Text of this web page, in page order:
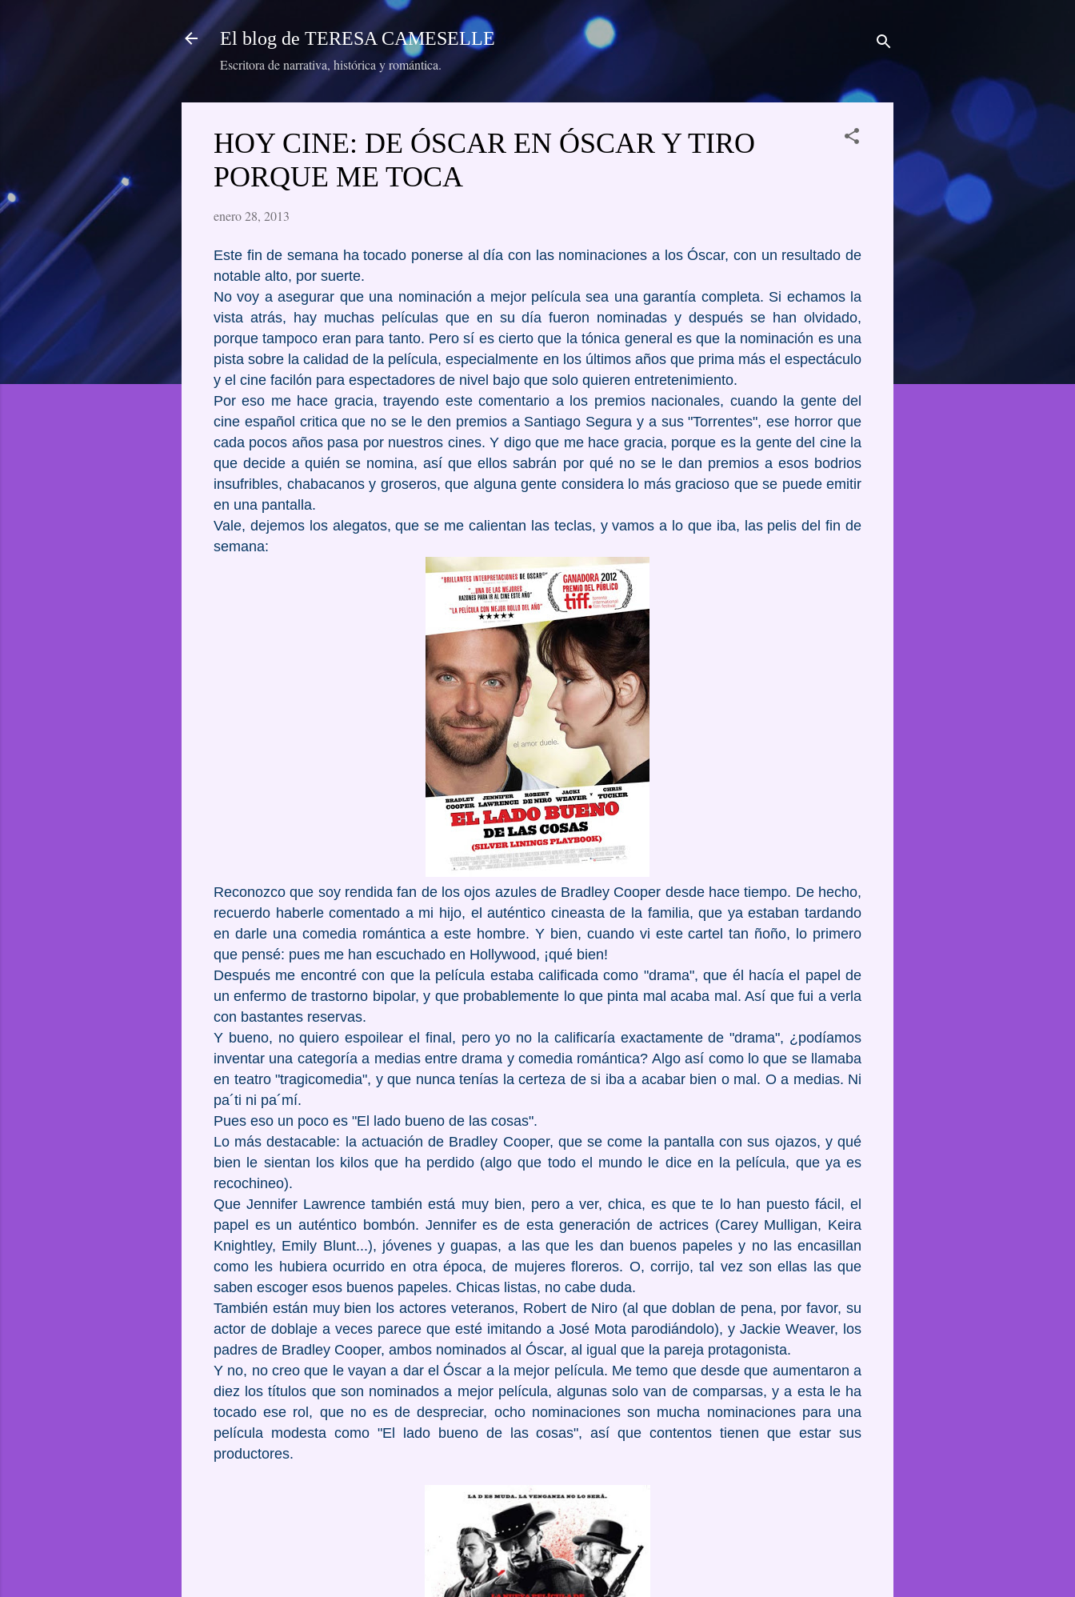
Ir al contenido principal
El blog de TERESA CAMESELLE
Escritora de narrativa, histórica y romántica.
HOY CINE: DE ÓSCAR EN ÓSCAR Y TIRO
PORQUE ME TOCA
enero 28, 2013
Este fin de semana ha tocado ponerse al día con las nominaciones a los Óscar, con un resultado de
notable alto, por suerte.
No voy a asegurar que una nominación a mejor película sea una garantía completa. Si echamos la
vista atrás, hay muchas películas que en su día fueron nominadas y después se han olvidado,
porque tampoco eran para tanto. Pero sí es cierto que la tónica general es que la nominación es una
pista sobre la calidad de la película, especialmente en los últimos años que prima más el espectáculo
y el cine facilón para espectadores de nivel bajo que solo quieren entretenimiento.
Por eso me hace gracia, trayendo este comentario a los premios nacionales, cuando la gente del
cine español critica que no se le den premios a Santiago Segura y a sus "Torrentes", ese horror que
cada pocos años pasa por nuestros cines. Y digo que me hace gracia, porque es la gente del cine la
que decide a quién se nomina, así que ellos sabrán por qué no se le dan premios a esos bodrios
insufribles, chabacanos y groseros, que alguna gente considera lo más gracioso que se puede emitir
en una pantalla.
Vale, dejemos los alegatos, que se me calientan las teclas, y vamos a lo que iba, las pelis del fin de
semana:
Reconozco que soy rendida fan de los ojos azules de Bradley Cooper desde hace tiempo. De hecho,
recuerdo haberle comentado a mi hijo, el auténtico cineasta de la familia, que ya estaban tardando
en darle una comedia romántica a este hombre. Y bien, cuando vi este cartel tan ñoño, lo primero
que pensé: pues me han escuchado en Hollywood, ¡qué bien!
Después me encontré con que la película estaba calificada como "drama", que él hacía el papel de
un enfermo de trastorno bipolar, y que probablemente lo que pinta mal acaba mal. Así que fui a verla
con bastantes reservas.
Y bueno, no quiero espoilear el final, pero yo no la calificaría exactamente de "drama", ¿podíamos
inventar una categoría a medias entre drama y comedia romántica? Algo así como lo que se llamaba
en teatro "tragicomedia", y que nunca tenías la certeza de si iba a acabar bien o mal. O a medias. Ni
pa´ti ni pa´mí.
Pues eso un poco es "El lado bueno de las cosas".
Lo más destacable: la actuación de Bradley Cooper, que se come la pantalla con sus ojazos, y qué
bien le sientan los kilos que ha perdido (algo que todo el mundo le dice en la película, que ya es
recochineo).
Que Jennifer Lawrence también está muy bien, pero a ver, chica, es que te lo han puesto fácil, el
papel es un auténtico bombón. Jennifer es de esta generación de actrices (Carey Mulligan, Keira
Knightley, Emily Blunt...), jóvenes y guapas, a las que les dan buenos papeles y no las encasillan
como les hubiera ocurrido en otra época, de mujeres floreros. O, corrijo, tal vez son ellas las que
saben escoger esos buenos papeles. Chicas listas, no cabe duda.
También están muy bien los actores veteranos, Robert de Niro (al que doblan de pena, por favor, su
actor de doblaje a veces parece que esté imitando a José Mota parodiándolo), y Jackie Weaver, los
padres de Bradley Cooper, ambos nominados al Óscar, al igual que la pareja protagonista.
Y no, no creo que le vayan a dar el Óscar a la mejor película. Me temo que desde que aumentaron a
diez los títulos que son nominados a mejor película, algunas solo van de comparsas, y a esta le ha
tocado ese rol, que no es de despreciar, ocho nominaciones son mucha nominaciones para una
película modesta como "El lado bueno de las cosas", así que contentos tienen que estar sus
productores.